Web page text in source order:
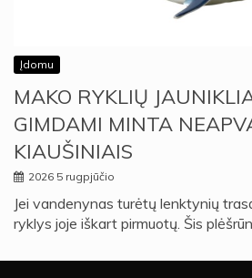
Įdomu
MAKO RYKLIŲ
GIMDAMI MINTA
KIAUŠINIAIS
2026 5 rugpjūčio
Jei vandenynas turėtų lenktynių
ryklys joje iškart pirmuotų. Šis